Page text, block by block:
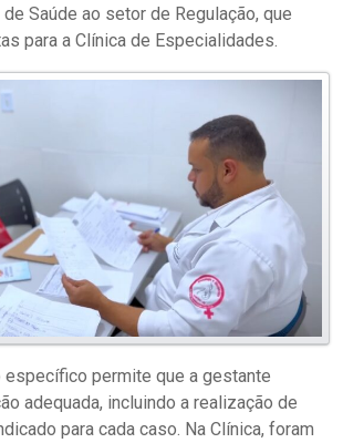
Saúde ao setor de Regulação, que
para a Clínica de Especialidades.
específico permite que a gestante
adequada, incluindo a realização de
para cada caso. Na Clínica, foram